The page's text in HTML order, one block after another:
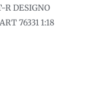
R DESIGNO
76331 1:18